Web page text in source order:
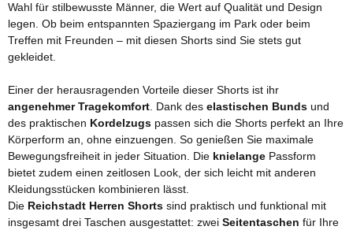
Wahl für stilbewusste Männer, die Wert auf Qualität und Design
legen. Ob beim entspannten Spaziergang im Park oder beim
Treffen mit Freunden – mit diesen Shorts sind Sie stets gut
gekleidet.
Einer der herausragenden Vorteile dieser Shorts ist ihr
angenehmer Tragekomfort . Dank des elastischen Bunds und
des praktischen Kordelzugs passen sich die Shorts perfekt an Ihre
Körperform an, ohne einzuengen. So genießen Sie maximale
Bewegungsfreiheit in jeder Situation. Die knielange Passform
bietet zudem einen zeitlosen Look, der sich leicht mit anderen
Kleidungsstücken kombinieren lässt.
Die Reichstadt Herren Shorts sind praktisch und funktional mit
insgesamt drei Taschen ausgestattet: zwei Seitentaschen für Ihre